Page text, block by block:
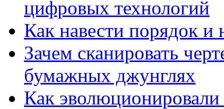
цифровых технологий
Как навести порядок и
Зачем сканировать
бумажных джунглях
Как